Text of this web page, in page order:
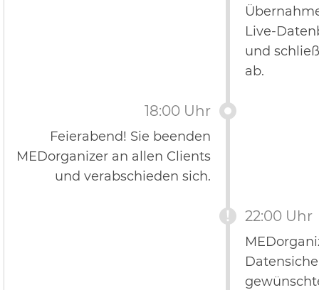
Live-
und
ab.
18:00 Uhr
Feierabend! Sie beenden
MEDorganizer an allen Clients
und verabschieden sich.
22:00 Uhr